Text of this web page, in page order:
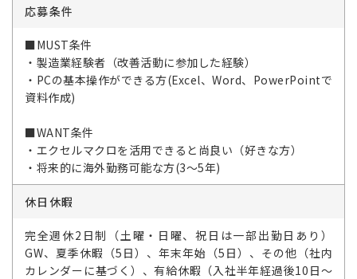
応募条件
■MUST条件
・製造業経験者（改善活動に参加した経験）
・PCの基本操作ができる方(Excel、Word、PowerPointで
資料作成)
■WANT条件
・エクセルマクロを活用できると尚良い（好きな方）
・将来的に海外勤務可能な方(3～5年)
休日休暇
完全週休2日制（土曜・日曜、祝日は一部出勤日あり）
GW、夏季休暇（5日）、年末年始（5日）、その他（社内
カレンダーに基づく）、有給休暇（入社半年経過後10日～